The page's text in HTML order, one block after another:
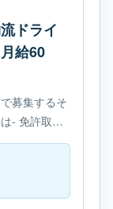
ドライ
給60
募集するそ
- 免許取得